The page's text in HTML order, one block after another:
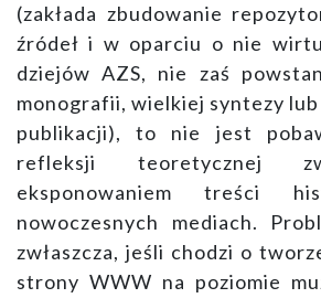
(zakłada zbudowanie
źródeł i w oparciu o nie
dziejów AZS, nie zaś
monografii, wielkiej syntezy
publikacji), to nie jest
refleksji teoretycznej
eksponowaniem treści
nowoczesnych mediach.
zwłaszcza, jeśli chodzi o
strony WWW na poziomie